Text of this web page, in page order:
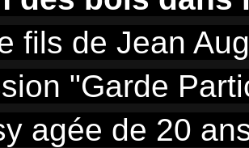
fils de Jean
"Garde
agée de 20